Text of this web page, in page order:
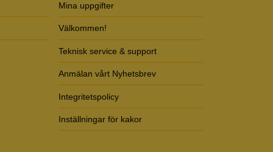
Mina uppgifter
Välkommen!
Teknisk service & support
Anmälan vårt Nyhetsbrev
Integritetspolicy
Inställningar för kakor